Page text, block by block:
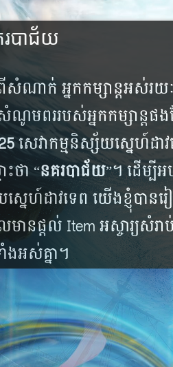
របាជ័យ
សំ​ណាក់ ​អ្នក​កម្សាន្តអស់​រ
ណូម​ពរ​របស់​អ្នក​កម្សាន្ត​ផ​
សេ​វា​កម្ម​និ​ស្ស័​យ​ស្នេហ៍​ដាវ​
ថា “នគរបាជ័យ​”​។ ដើម្បី​អ
េ្នហ៍​​ដាវ​ទេព​ យើង​​ខ្ញុំ​​បាន​​
ានផ្តល់​ Item អ​ស្ចារ្យ​សំរា
ង​អស់​គ្នា។​